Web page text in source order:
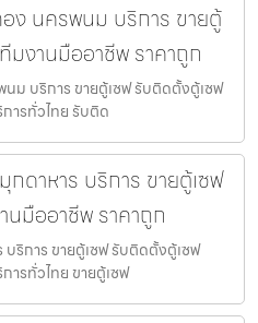
ง นครพนม บริการ ขายตู้
งานมืออาชีพ ราคาถูก
ม บริการ ขายตู้เซฟ รับติดตั้งตู้เซฟ
ารทั่วไทย รับติด
กดาหาร บริการ ขายตู้เซฟ
มืออาชีพ ราคาถูก
บริการ ขายตู้เซฟ รับติดตั้งตู้เซฟ
รทั่วไทย ขายตู้เซฟ